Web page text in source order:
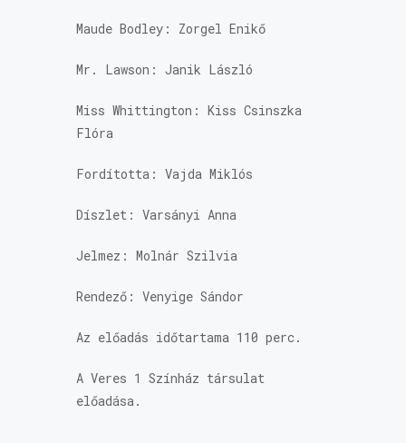
Maude Bodley: Zorgel Enikő
Mr. Lawson: Janik László
Miss Whittington: Kiss Csinszka
Flóra
Fordította: Vajda Miklós
Díszlet: Varsányi Anna
Jelmez: Molnár Szilvia
Rendező: Venyige Sándor
Az előadás időtartama 110 perc.
A Veres 1 Színház társulat
előadása.